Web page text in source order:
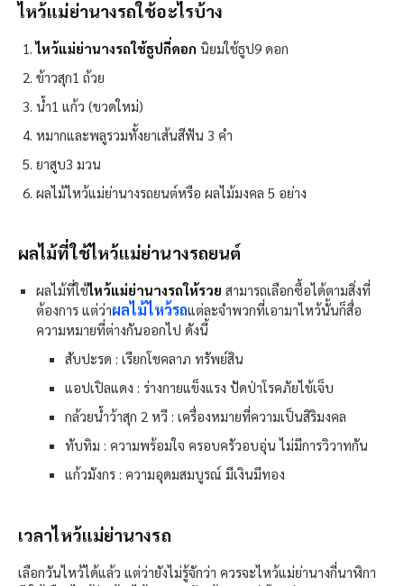
ไหว้แม่ย่านางรถใช้อะไรบ้าง​
ไหว้แม่ย่านางรถใช้ธูปกี่ดอก นิยมใช้ธูป9 ดอก
ข้าวสุก1 ถ้วย
น้ำ1 แก้ว (ขวดใหม่)
หมากและพลูรวมทั้งยาเส้นสีฟัน 3 คำ
ยาสูบ3 มวน
ผลไม้ไหว้แม่ย่านางรถยนต์หรือ ผลไม้มงคล 5 อย่าง
ผลไม้ที่ใช้ไหว้แม่ย่านางรถยนต์​
ผลไม้ที่ใช้ไหว้แม่ย่านางรถให้รวย สามารถเลือกซื้อได้ตามสิ่งที่
ต้องการ แต่ว่าผลไม้ไหว้รถแต่ละจำพวกที่เอามาไหว้นั้นก็สื่อ
ความหมายที่ต่างกันออกไป ดังนี้
สับปะรด : เรียกโชคลาภ ทรัพย์สิน
แอปเปิลแดง : ร่างกายแข็งแรง ปัดป่าโรคภัยไข้เจ็บ
กล้วยน้ำว้าสุก 2 หวี : เครื่องหมายที่ความเป็นสิริมงคล
ทับทิม : ความพร้อมใจ ครอบครัวอบอุ่น ไม่มีการวิวาทกัน
แก้วมังกร : ความอุดมสมบูรณ์ มีเงินมีทอง
เวลาไหว้แม่ย่านางรถ​
เลือกวันไหว้ได้แล้ว แต่ว่ายังไม่รู้จักว่า ควรจะไหว้แม่ย่านางกี่นาฬิกา